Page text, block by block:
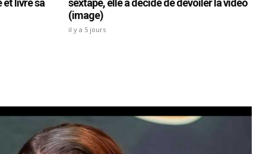
et livre sa
sextape, elle a décidé de dévoiler la vidéo
(image)
il y a 5 jours